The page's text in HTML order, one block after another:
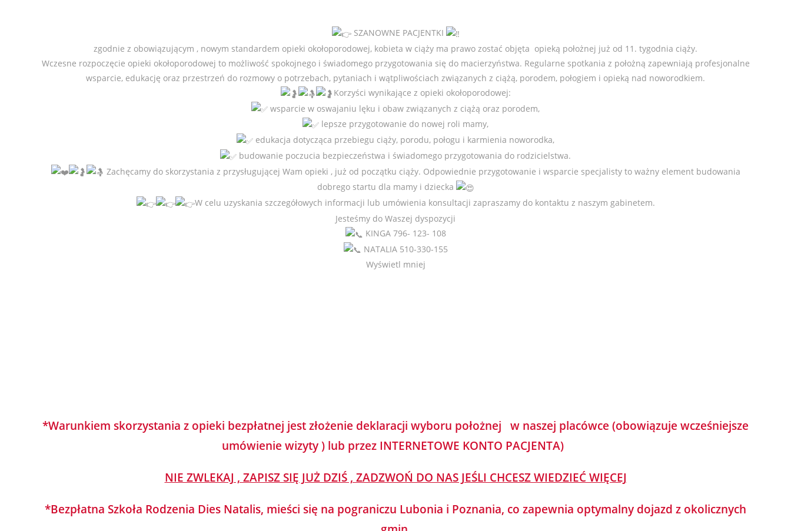
SZANOWNE PACJENTKI
zgodnie z obowiązującym , nowym standardem opieki okołoporodowej, kobieta w ciąży ma prawo zostać objęta opieką położnej już od 11. tygodnia ciąży.
Wczesne rozpoczęcie opieki okołoporodowej to możliwość spokojnego i świadomego przygotowania się do macierzyństwa. Regularne spotkania z położną zapewniają profesjonalne
wsparcie, edukację oraz przestrzeń do rozmowy o potrzebach, pytaniach i wątpliwościach związanych z ciążą, porodem, połogiem i opieką nad noworodkiem.
Korzyści wynikające z opieki okołoporodowej:
wsparcie w oswajaniu lęku i obaw związanych z ciążą oraz porodem,
lepsze przygotowanie do nowej roli mamy,
edukacja dotycząca przebiegu ciąży, porodu, połogu i karmienia noworodka,
budowanie poczucia bezpieczeństwa i świadomego przygotowania do rodzicielstwa.
Zachęcamy do skorzystania z przysługującej Wam opieki , już od początku ciąży. Odpowiednie przygotowanie i wsparcie specjalisty to ważny element budowania
dobrego startu dla mamy i dziecka
W celu uzyskania szczegółowych informacji lub umówienia konsultacji zapraszamy do kontaktu z naszym gabinetem.
Jesteśmy do Waszej dyspozycji
KINGA 796- 123- 108
NATALIA 510-330-155
Wyświetl mniej
*Warunkiem skorzystania z opieki bezpłatnej jest złożenie deklaracji wyboru położnej w naszej placówce (obowiązuje wcześniejsze
umówienie wizyty ) lub przez INTERNETOWE KONTO PACJENTA)
NIE ZWLEKAJ , ZAPISZ SIĘ JUŻ DZIŚ , ZADZWOŃ DO NAS JEŚLI CHCESZ WIEDZIEĆ WIĘCEJ
*Bezpłatna Szkoła Rodzenia Dies Natalis, mieści się na pograniczu Lubonia i Poznania, co zapewnia optymalny dojazd z okolicznych